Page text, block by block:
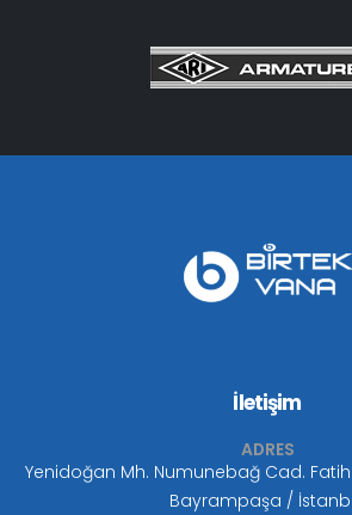
İletişim
ADRES
Yenidoğan Mh. Numunebağ Cad. Fatih
Bayrampaşa /